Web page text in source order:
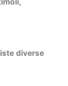
diverse